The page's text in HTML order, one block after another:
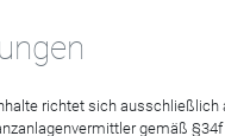
richtet sich
gemäß